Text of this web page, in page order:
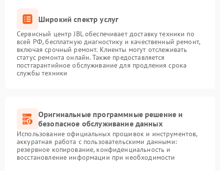
Широкий спектр услуг
Сервисный центр JBL обеспечивает доставку техники по
всей РФ, бесплатную диагностику и качественный ремонт,
включая срочный ремонт. Клиенты могут отслеживать
статус ремонта онлайн. Также предоставляется
постгарантийное обслуживание для продления срока
службы техники
Оригинальные программные решение и
безопасное обслуживание данных
Использование официальных прошивок и инструментов,
аккуратная работа с пользовательскими данными:
резервное копирование, конфиденциальность и
восстановление информации при необходимости